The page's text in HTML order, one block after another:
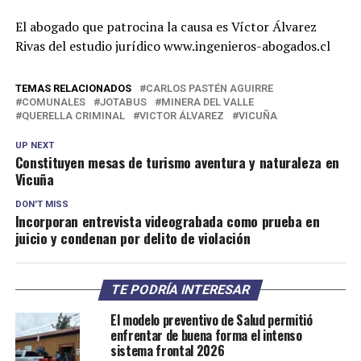
El abogado que patrocina la causa es Víctor Álvarez
Rivas del estudio jurídico www.ingenieros-abogados.cl
TEMAS RELACIONADOS
CARLOS PASTÉN AGUIRRE
COMUNALES
JOTABUS
MINERA DEL VALLE
QUERELLA CRIMINAL
VICTOR ÁLVAREZ VICUÑA
UP NEXT
Constituyen mesas de turismo aventura y naturaleza en
Vicuña
DON'T MISS
Incorporan entrevista videograbada como prueba en
juicio y condenan por delito de violación
TE PODRÍA INTERESAR
El modelo preventivo de Salud permitió
enfrentar de buena forma el intenso
sistema frontal 2026